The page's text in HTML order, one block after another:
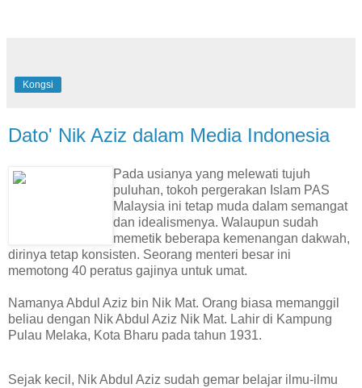
Kongsi
Dato' Nik Aziz dalam Media Indonesia
Pada usianya yang melewati tujuh
puluhan, tokoh pergerakan Islam PAS
Malaysia ini tetap muda dalam semangat
dan idealismenya. Walaupun sudah
memetik beberapa kemenangan dakwah,
dirinya tetap konsisten. Seorang menteri besar ini
memotong 40 peratus gajinya untuk umat.
Namanya Abdul Aziz bin Nik Mat. Orang biasa memanggil
beliau dengan Nik Abdul Aziz Nik Mat. Lahir di Kampung
Pulau Melaka, Kota Bharu pada tahun 1931.
Sejak kecil, Nik Abdul Aziz sudah gemar belajar ilmu-ilmu